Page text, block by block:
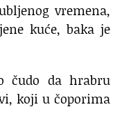
vremena,
kuće, baka je
čudo da hrabru
koji u čoporima